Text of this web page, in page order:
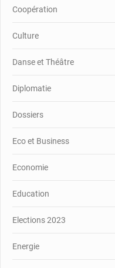
Coopération
Culture
Danse et Théâtre
Diplomatie
Dossiers
Eco et Business
Economie
Education
Elections 2023
Energie